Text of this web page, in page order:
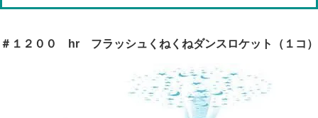
＃１２００ hr フラッシュくねくねダンスロケット（１コ）